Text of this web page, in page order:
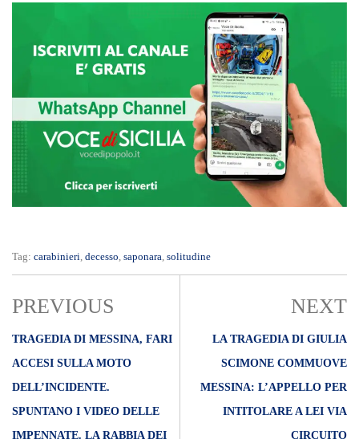
Tag: carabinieri decesso saponara solitudine
PREVIOUS
TRAGEDIA DI MESSINA, FARI
ACCESI SULLA MOTO
DELL’INCIDENTE.
SPUNTANO I VIDEO DELLE
IMPENNATE. LA RABBIA DEI
NEXT
LA TRAGEDIA DI GIULIA
SCIMONE COMMUOVE
MESSINA: L’APPELLO PER
INTITOLARE A LEI VIA
CIRCUITO